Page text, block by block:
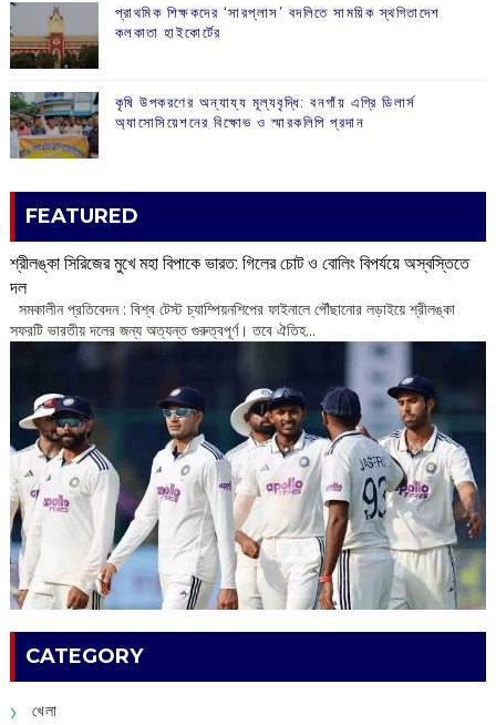
প্রাথমিক শিক্ষকদের ‘সারপ্লাস’ বদলিতে সাময়িক স্থগিতাদেশ
কলকাতা হাইকোর্টের
কৃষি উপকরণের অন্যায্য মূল্যবৃদ্ধি: বনগাঁয় এগ্রি ডিলার্স
অ্যাসোসিয়েশনের বিক্ষোভ ও স্মারকলিপি প্রদান
FEATURED
শ্রীলঙ্কা সিরিজের মুখে মহা বিপাকে ভারত: গিলের চোট ও বোলিং বিপর্যয়ে অস্বস্তিতে
দল
‌ সমকালীন প্রতিবেদন : বিশ্ব টেস্ট চ্যাম্পিয়নশিপের ফাইনালে পৌঁছানোর লড়াইয়ে শ্রীলঙ্কা
সফরটি ভারতীয় দলের জন্য অত্যন্ত গুরুত্বপূর্ণ। তবে ঐতিহ...
CATEGORY
খেলা